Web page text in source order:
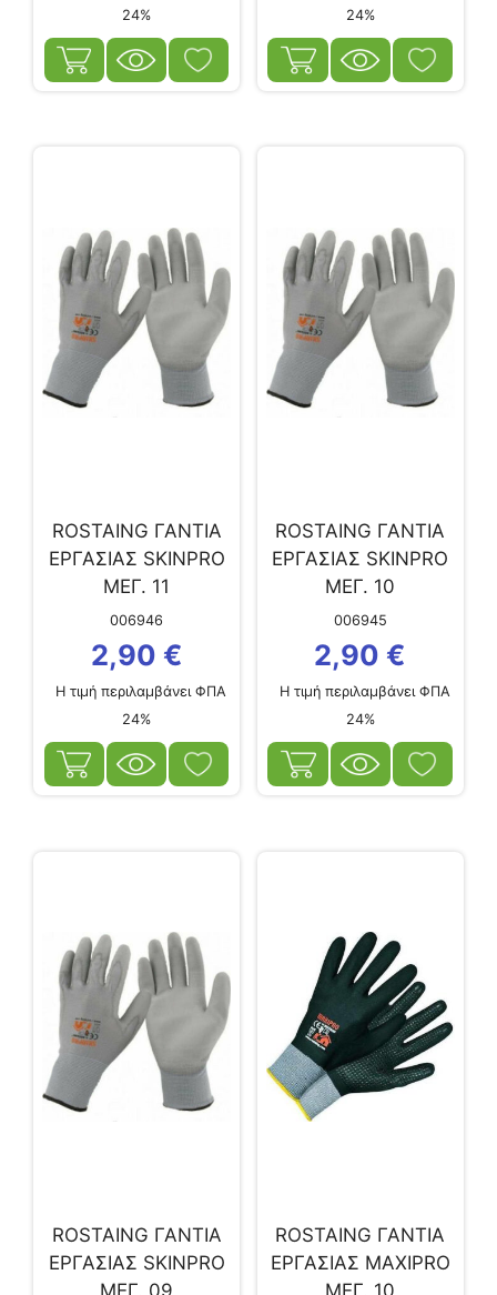
24%
24%
ROSTAING ΓΑΝΤΙΑ
ΕΡΓΑΣΙΑΣ SKINPRO
ΜΕΓ. 11
006946
2,90 €
Η τιμή περιλαμβάνει ΦΠΑ
24%
ROSTAING ΓΑΝΤΙΑ
ΕΡΓΑΣΙΑΣ SKINPRO
ΜΕΓ. 10
006945
2,90 €
Η τιμή περιλαμβάνει ΦΠΑ
24%
ROSTAING ΓΑΝΤΙΑ
ΕΡΓΑΣΙΑΣ SKINPRO
ROSTAING ΓΑΝΤΙΑ
ΕΡΓΑΣΙΑΣ MAXIPRO